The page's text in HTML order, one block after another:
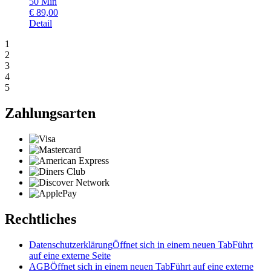
€ 89,00
Detail
1
2
3
4
5
Zahlungsarten
Rechtliches
DatenschutzerklärungÖffnet sich in einem neuen TabFührt
auf eine externe Seite
AGBÖffnet sich in einem neuen TabFührt auf eine externe